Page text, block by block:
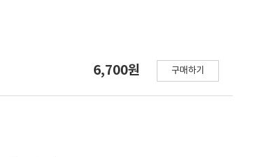
6,700원 구매하기